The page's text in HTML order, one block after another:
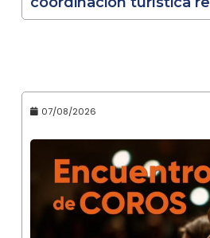
07/08/2026